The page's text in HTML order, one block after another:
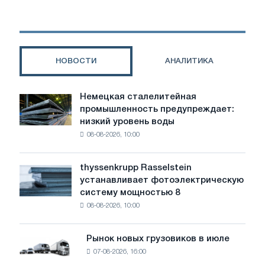
к
стальных
Iberia
в
НОВОСТИ АНАЛИТИКА
Немецкая
сталелитейная
промышленность
предупреждает:
воды
угрожает
безопасности
Немецкая сталелитейная
промышленность предупреждает:
низкий уровень воды
08-08-2026, 10:00
thyssenkrupp
Rasselstein
устанавливает
фотоэлектрическую
thyssenkrupp Rasselstein
устанавливает фотоэлектрическую
систему мощностью 8
08-08-2026, 10:00
Рынок
новых
Рынок новых грузовиков в июле
07-08-2026, 16:00